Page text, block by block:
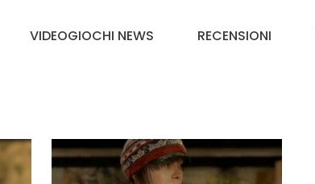
VIDEOGIOCHI NEWS RECENSIONI